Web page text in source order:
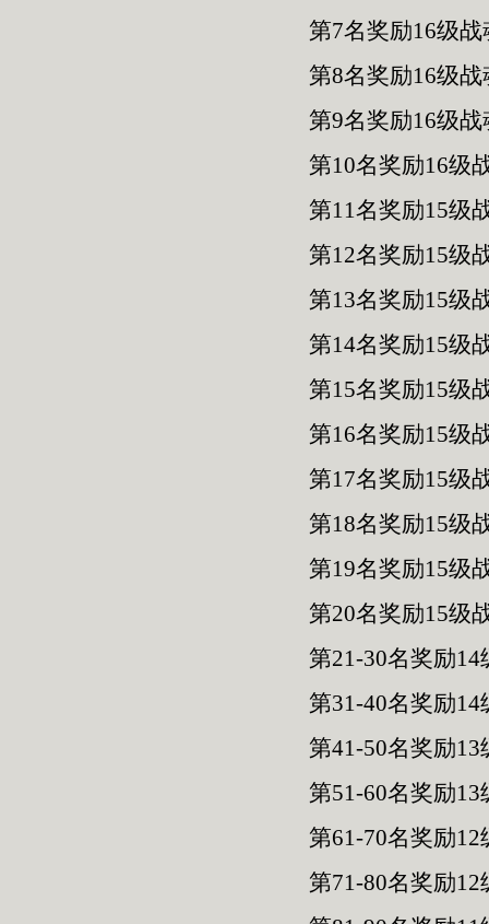
第7名奖励16级
第8名奖励16级
第9名奖励16级
第10名奖励16级
第11名奖励15级
第12名奖励15级
第13名奖励15级
第14名奖励15级
第15名奖励15级
第16名奖励15级
第17名奖励15级
第18名奖励15级
第19名奖励15级
第20名奖励15级
第21-30名奖励
第31-40名奖励
第41-50名奖励
第51-60名奖励
第61-70名奖励
第71-80名奖励